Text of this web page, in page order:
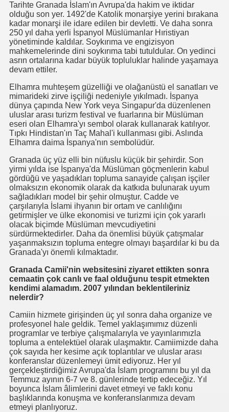
Tarihte Granada İslam'ın Avrupa'da hakim ve iktidar
olduğu son yer. 1492'de Katolik monarşiye yerini bırakana
kadar monarşi ile idare edilen bir devletti. Ve daha sonra
250 yıl daha yerli İspanyol Müslümanlar Hıristiyan
yönetiminde kaldılar. Soykırıma ve engizisyon
mahkemelerinde dini soykırıma tabi tutuldular. On yedinci
asrın ortalarına kadar büyük topluluklar halinde yaşamaya
devam ettiler.
Elhamra muhteşem güzelliği ve olağanüstü el sanatları ve
mimarideki zirve işçiliği nedeniyle yıkılmadı. İspanya
dünya çapında New York veya Singapur'da düzenlenen
uluslar arası turizm festival ve fuarlarına bir Müslüman
eseri olan Elhamra'yı sembol olarak kullanarak katılıyor.
Tıpkı Hindistan'ın Taç Mahal'i kullanması gibi. Aslında
Elhamra daima İspanya'nın sembolüdür.
Granada üç yüz elli bin nüfuslu küçük bir şehirdir. Son
yirmi yılda ise İspanya'da Müslüman göçmenlerin kabul
gördüğü ve yaşadıkları topluma sanayide çalışan işçiler
olmaksızın ekonomik olarak da katkıda bulunarak uyum
sağladıkları model bir şehir olmuştur. Cadde ve
çarşılarıyla İslami ihyanın bir ortam ve canlılığını
getirmişler ve ülke ekonomisi ve turizmi için çok yararlı
olacak biçimde Müslüman mevcudiyetini
sürdürmektedirler. Daha da önemlisi büyük çatışmalar
yaşanmaksızın topluma entegre olmayı başardılar ki bu da
Granada'yı önemli kılmaktadır.
Granada Camii'nin websitesini ziyaret ettikten sonra
cemaatin çok canlı ve faal olduğunu tespit etmekten
kendimi alamadım. 2007 yılından beklentileriniz
nelerdir?
Camiin hizmete girişinden üç yıl sonra daha organize ve
profesyonel hale geldik. Temel yaklaşımımız düzenli
programlar ve terbiye çalışmalarıyla ve yayınlarımızla
topluma a entelektüel olarak ulaşmaktır. Camiimizde daha
çok sayıda her kesime açık toplantılar ve uluslar arası
konferanslar düzenlemeyi ümit ediyoruz. Her yıl
gerçekleştirdiğimiz Avrupa'da İslam programını bu yıl da
Temmuz ayının 6-7 ve 8. günlerinde tertip edeceğiz. Yıl
boyunca İslam âlimlerini davet etmeyi ve faklı konu
başlıklarında konuşma ve konferanslarımıza devam
etmeyi planlıyoruz.
Beden Şehit
Şehit